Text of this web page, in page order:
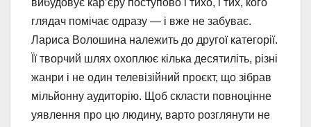
вибудовує кар’єру поступово і тихо, і тих, кого
глядач помічає одразу — і вже не забуває.
Лариса Волошина належить до другої категорії.
Її творчий шлях охоплює кілька десятиліть, різні
жанри і не один телевізійний проєкт, що зібрав
мільйонну аудиторію. Щоб скласти повноцінне
уявлення про цю людину, варто розглянути не